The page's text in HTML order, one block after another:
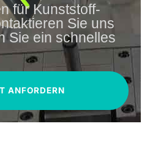
für Kunststoff-
Sie uns
Sie ein schnelles
ANFORDERN